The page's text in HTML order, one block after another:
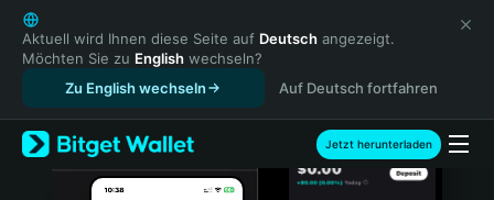
English
日本語
Tiếng Việt
Русский
Español (Latinoamérica)
Türkçe
Italiano
Aktuell wird Ihnen diese Seite auf Deutsch angezeigt.
Möchten Sie zu English wechseln?
Zu English wechseln
Auf Deutsch fortfahren
Jetzt herunterladen